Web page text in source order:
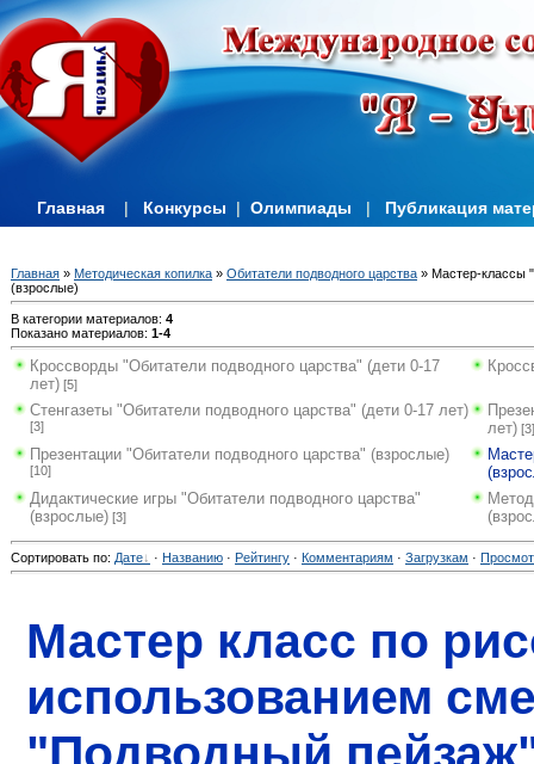
Главная | Конкурсы | Олимпиады | Публикация
Главная » Методическая копилка » Обитатели подводного царства » Мастер-классы
(взрослые)
В категории материалов: 4
Показано материалов: 1-4
Кроссворды "Обитатели подводного царства" (дети 0-17
лет) [5]
Стенгазеты "Обитатели подводного царства" (дети 0-17 лет)
[3]
лет) [3]
Презентации "Обитатели подводного царства" (взрослые)
[10]
Дидактические игры "Обитатели подводного царства"
(взрослые) [3]
Сортировать по: Дате · Названию · Рейтингу · Комментариям · Загрузкам ·
Мастер класс по
использованием